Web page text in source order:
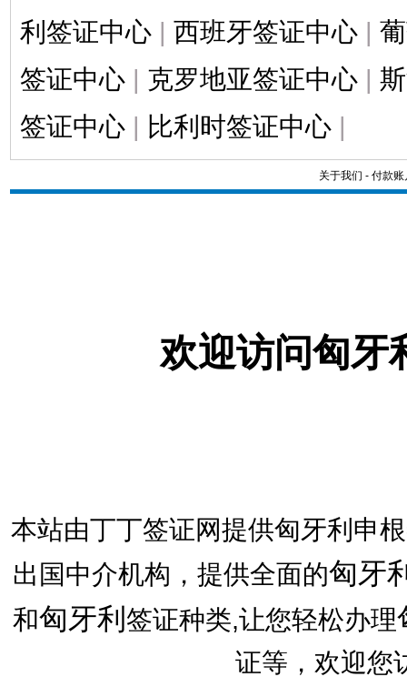
利签证中心 | 西班牙签证中心 |
签证中心 | 克罗地亚签证中心 |
签证中心 | 比利时签证中心 |
关于我们 - 付款账
欢迎访问匈牙
本站由丁丁签证网提供匈牙利申
出国中介机构，提供全面的匈牙
和匈牙利 签证种类,让您轻松办理
证等，欢迎您